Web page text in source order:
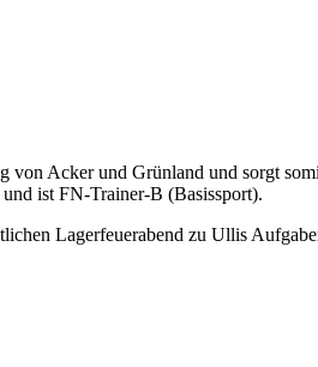
Acker und Grünland und sorgt
ist FN-Trainer-B (Basissport).
Lagerfeuerabend zu Ullis